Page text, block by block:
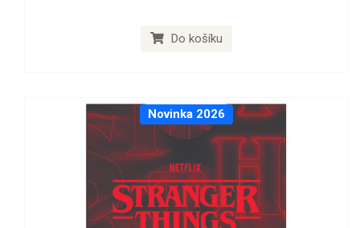
Do košíku
Novinka 2026